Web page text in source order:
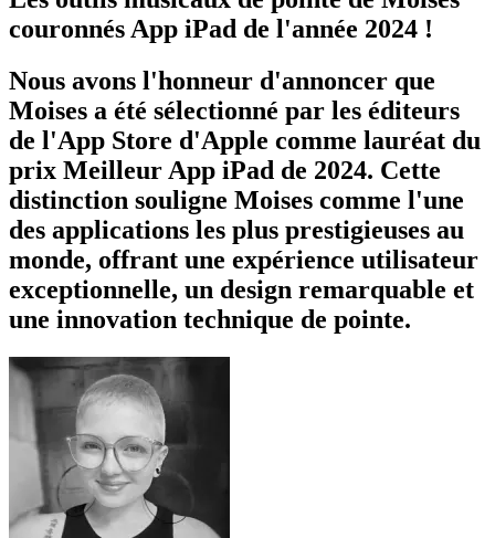
couronnés App iPad de l'année 2024 !
Nous avons l'honneur d'annoncer que
Moises a été sélectionné par les éditeurs
de l'App Store d'Apple comme lauréat du
prix Meilleur App iPad de 2024. Cette
distinction souligne Moises comme l'une
des applications les plus prestigieuses au
monde, offrant une expérience utilisateur
exceptionnelle, un design remarquable et
une innovation technique de pointe.